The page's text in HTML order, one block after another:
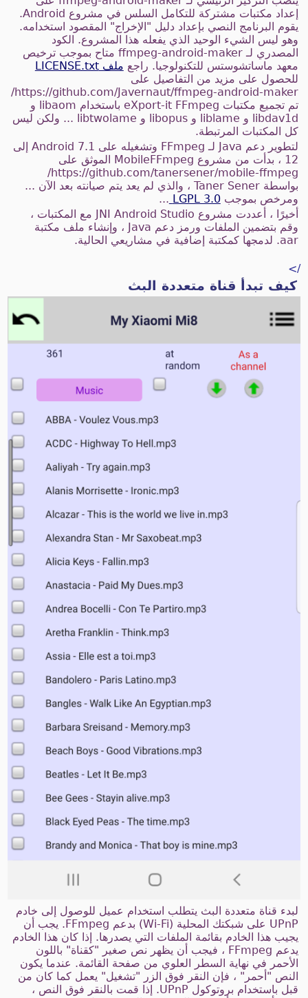
إعداد مكتبات مشتركة للتكامل السلس في مشروع Android.
يقوم البرنامج النصي بإعداد دليل "الإخراج" المقصود استخدامه.
وهو ليس الشيء الوحيد الذي يفعله هذا المشروع. الكود
المصدري لـ ffmpeg-android-maker متاح بموجب ترخيص
معهد ماساتشوستس للتكنولوجيا. راجع ملف LICENSE.txt
للحصول على مزيد من التفاصيل على
https://github.com/Javernaut/ffmpeg-android-maker/
تم تجميع مكتبات eXport-it FFmpeg باستخدام libaom و
libdav1d و liblame و libopus و libtwolame ... ولكن ليس
كل المكتبات المرتبطة.
لتطوير دعم Java لـ FFmpeg وتشغيله على Android 7.1 إلى
12 ، بدأت من مشروع MobileFFmpeg الموثق على
https://github.com/tanersener/mobile-ffmpeg/
بواسطة Taner Sener ، والذي لم يعد يتم صيانته بعد الآن ...
ومرخص بموجبLGPL 3.0
...
أخيرًا ، أعددت مشروع JNI Android Studio مع المكتبات ،
وقم بتضمين الملفات ورمز دعم Java ، وإنشاء ملف مكتبة
aar. لدمجها كمكتبة إضافية في مشاريعي الحالية.
/>
كيف تبدأ قناة متعددة البث
لبدء قناة متعددة البث يتطلب استخدام عميل للوصول إلى خادم
UPnP على شبكتك المحلية (Wi-Fi) بدعم FFmpeg. يجب أن
يجيب هذا الخادم بقائمة الملفات التي يصدرها. إذا كان هذا الخادم
يدعم FFmpeg ، فيجب أن يظهر نص صغير "كقناة" باللون
الأحمر في نهاية السطر العلوي من صفحة القائمة. عندما يكون
النص "أحمر" ، فإن النقر فوق الزر "تشغيل" يعمل كما كان من
قبل باستخدام بروتوكول UPnP. إذا قمت بالنقر فوق النص ،